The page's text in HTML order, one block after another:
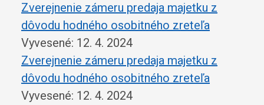
Zverejnenie zámeru predaja majetku z
dôvodu hodného osobitného zreteľa
Vyvesené: 12. 4. 2024
Zverejnenie zámeru predaja majetku z
dôvodu hodného osobitného zreteľa
Vyvesené: 12. 4. 2024